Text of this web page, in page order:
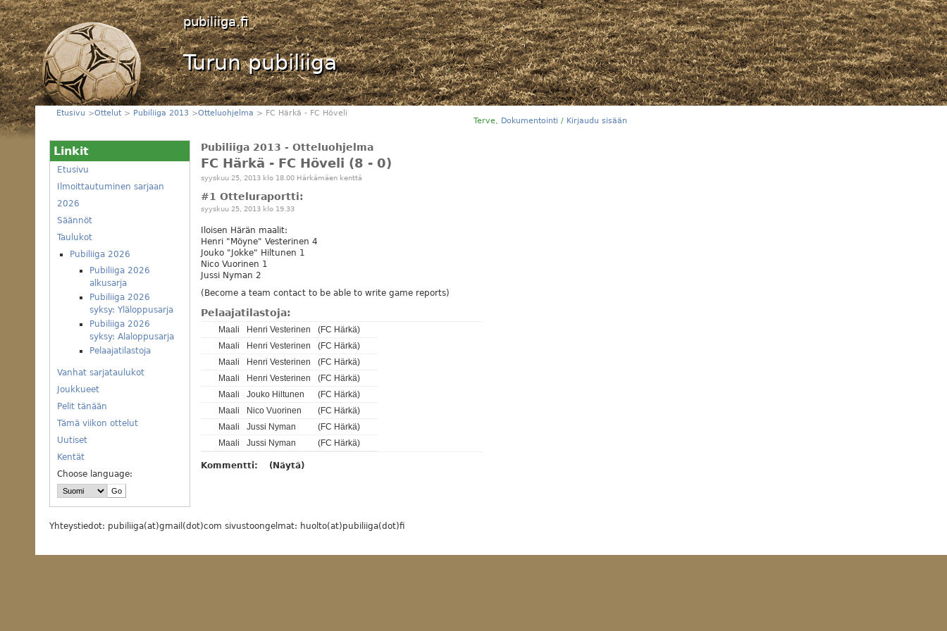
pubiliiga.fi
Turun pubiliiga
Terve, Dokumentointi / Kirjaudu sisään
Etusivu >Ottelut > Pubiliiga 2013 >Otteluohjelma > FC Härkä - FC Höveli
Linkit
Etusivu
Ilmoittautuminen sarjaan
2026
Säännöt
Taulukot
Pubiliiga 2026
Pubiliiga 2026
alkusarja
Pubiliiga 2026
syksy: Yläloppusarja
Pubiliiga 2026
syksy: Alaloppusarja
Pelaajatilastoja
Vanhat sarjataulukot
Joukkueet
Pelit tänään
Tämä viikon ottelut
Uutiset
Kentät
Choose language:
Pubiliiga 2013 - Otteluohjelma
FC Härkä - FC Höveli (8 - 0)
syyskuu 25, 2013 klo 18.00 Härkämäen kenttä
#1 Otteluraportti:
syyskuu 25, 2013 klo 19.33
Iloisen Härän maalit:
Henri "Möyne" Vesterinen 4
Jouko "Jokke" Hiltunen 1
Nico Vuorinen 1
Jussi Nyman 2
(Become a team contact to be able to write game reports)
Pelaajatilastoja:
Maali Henri Vesterinen
(FC Härkä)
Maali
Henri Vesterinen
(FC Härkä)
Maali
Henri Vesterinen
(FC Härkä)
Maali
Henri Vesterinen
(FC Härkä)
Maali
Jouko Hiltunen
(FC Härkä)
Maali
Nico Vuorinen
(FC Härkä)
Maali
Jussi Nyman
(FC Härkä)
Maali
Jussi Nyman (FC Härkä)
Kommentti: (Näytä)
Yhteystiedot: pubiliiga(at)gmail(dot)com sivustoongelmat: huolto(at)pubiliiga(dot)fi